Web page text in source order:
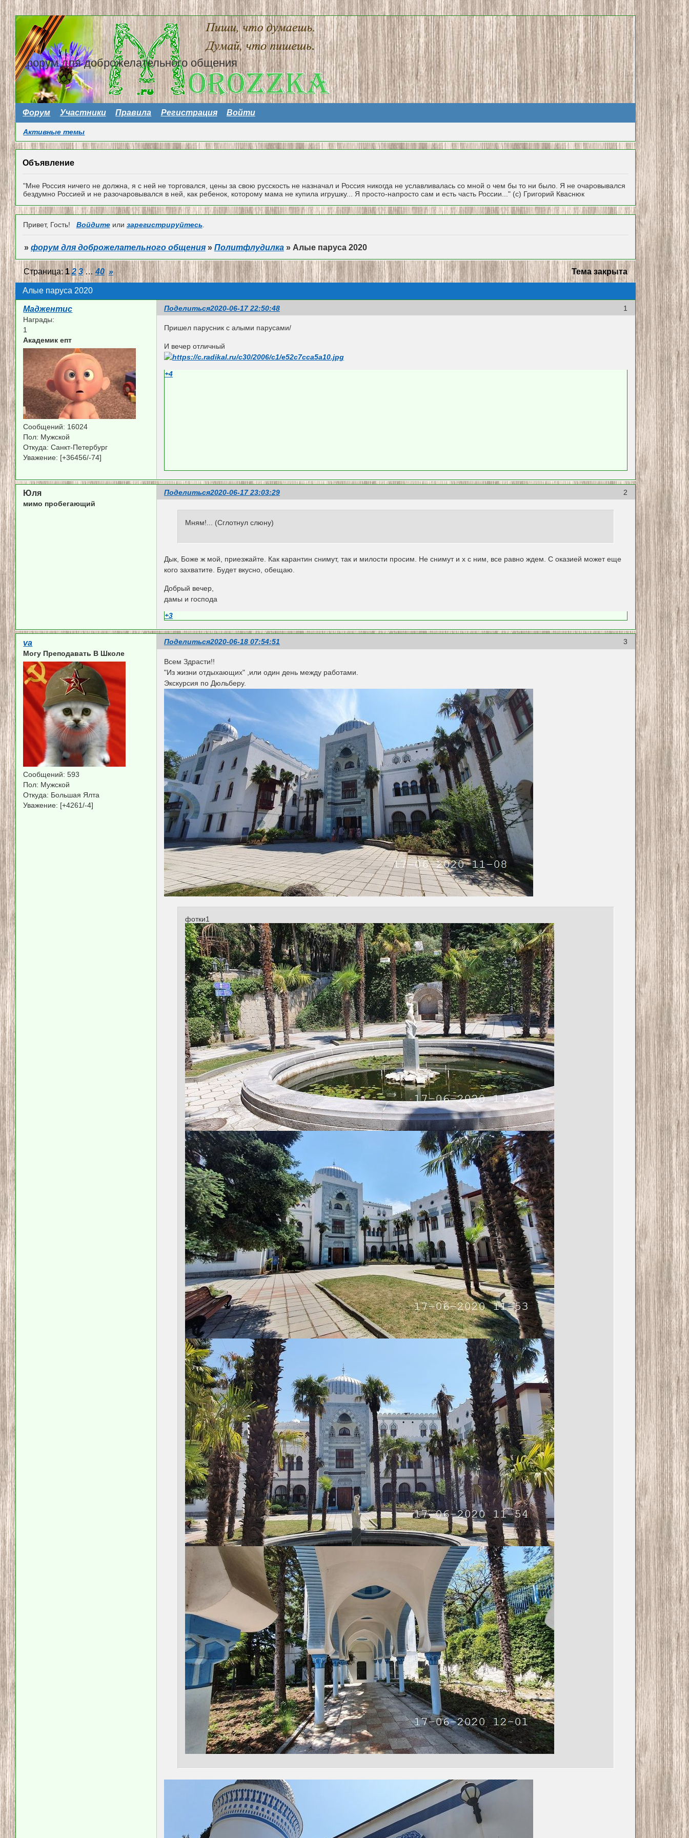
форум для доброжелательного общения
Форум Участники Правила Регистрация Войти
Активные темы
Объявление
"Мне Россия ничего не должна, я с ней не торговался, цены за свою русскость не назначал и Россия никогда не уславливалась со мной о чем бы то ни было. Я не очаровывался
бездумно Россией и не разочаровывался в ней, как ребенок, которому мама не купила игрушку... Я просто-напросто сам и есть часть России..." (с) Григорий Кваснюк
Привет, Гость! Войдитеили зарегистрируйтесь.
» форум для доброжелательного общения » Политфлудилка » Алые паруса 2020
Алые паруса 2020
Страница: 1 2 3 … 40 » Тема закрыта
Поделиться 1
2020-06-17 22:50:48
Маджентис
Награды:
1
Академик епт
Сообщений: 16024
Пол: Мужской
Откуда: Санкт-Петербург
Уважение: [+36456/-74]
Пришел парусник с алыми парусами/
И вечер отличный
+4
Поделиться 2
2020-06-17 23:03:29
Юля
мимо пробегающий
Мням!... (Сглотнул слюну)
Дык, Боже ж мой, приезжайте. Как карантин снимут, так и милости просим. Не снимут и х с ним, все равно ждем. С оказией может еще
кого захватите. Будет вкусно, обещаю.
Добрый вечер,
дамы и господа
+3
Поделиться 3
2020-06-18 07:54:51
va
Могу Преподавать В Школе
Сообщений: 593
Пол: Мужской
Откуда: Большая Ялта
Уважение: [+4261/-4]
Всем Здрасти!!
"Из жизни отдыхающих" ,или один день между работами.
Экскурсия по Дюльберу.
фотки1